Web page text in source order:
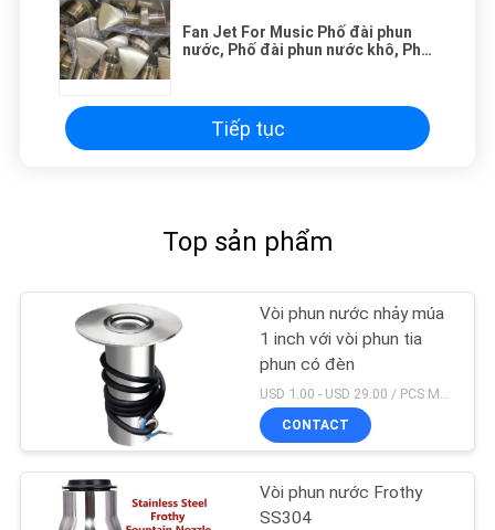
Fan Jet For Music Phố đài phun
nước, Phố đài phun nước khô, Phố
Tiếp tục
Top sản phẩm
Vòi phun nước nhảy múa
1 inch với vòi phun tia
phun có đèn
USD 1.00 - USD 29.00 / PCS MOQ:1 chiếc
CONTACT
Vòi phun nước Frothy
SS304